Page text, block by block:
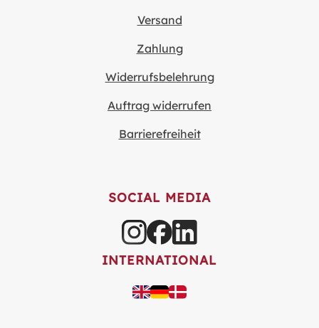
Versand
Zahlung
Widerrufsbelehrung
Auftrag widerrufen
Barrierefreiheit
SOCIAL MEDIA
INTERNATIONAL